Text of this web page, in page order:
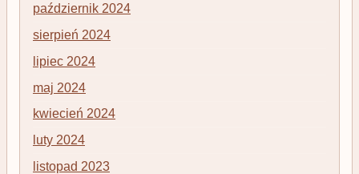
październik 2024
sierpień 2024
lipiec 2024
maj 2024
kwiecień 2024
luty 2024
listopad 2023